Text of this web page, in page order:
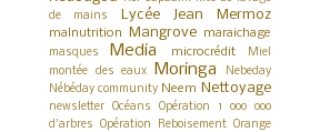
de mains
Lycée Jean Mermoz
malnutrition Mangrove maraichage
masques Media microcrédit
Miel
montée des eaux
Moringa
Nebeday
Nébéday community Neem Nettoyage
newsletter Océans
Opération 1 000 000
d'arbres
Opération Reboisement Orange